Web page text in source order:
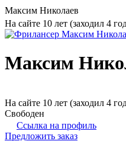
Максим Николаев
На сайте 10 лет (заходил 4
Максим
На сайте 10 лет (заходил 4
Свободен
Ссылка на профиль
Предложить заказ